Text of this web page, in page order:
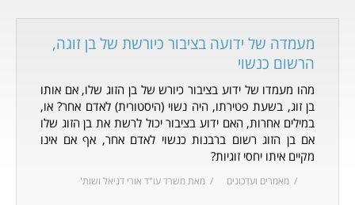
מאמרים ועדכונים
וידאו
יצירת קשר
מעמדה של ידועה בציבור כיורשת של בן זוגה,
הרשום כנשוי
מהו מעמדו של ידוע בציבור כיורש של בן הזוג שלו, אם אותו
בן זוג, בשעת פטירתו, היה נשוי (היסטורית) לאדם אחר? או,
במילים אחרות, האם ידוע בציבור יכול לרשת את בן הזוג שלו
אם בן הזוג רשום ברבנות כנשוי לאדם אחר, אף אם אינו
מקיים איתו יחסי זוגיות?
מאמרים ועדכונים מאת משרד עו"ד אורי דניאל ושות'